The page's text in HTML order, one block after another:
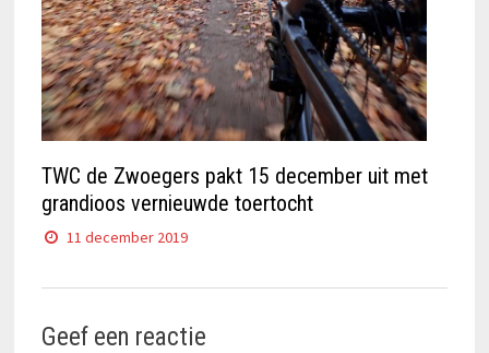
TWC de Zwoegers pakt 15 december uit met
grandioos vernieuwde toertocht
11 december 2019
Geef een reactie